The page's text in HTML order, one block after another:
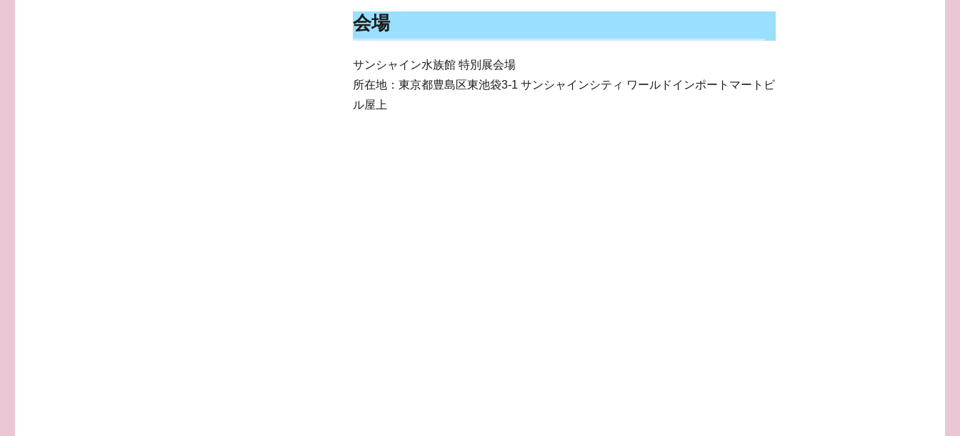
会場
サンシャイン水族館 特別展会場
所在地：東京都豊島区東池袋3-1 サンシャインシティ ワールドインポートマートビ
ル屋上